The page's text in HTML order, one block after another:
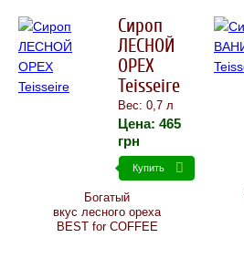
Сироп
ЛЕСНОЙ
ОРЕХ
Teisseire
Вес: 0,7 л
Цена: 465
грн
Купить
Богатый
вкус лесного ореха
BEST for COFFEE